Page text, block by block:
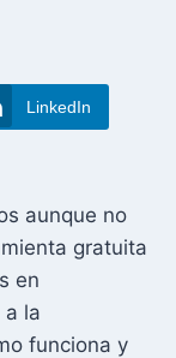
LinkedIn
aunque no
gratuita
en
a la
funciona y